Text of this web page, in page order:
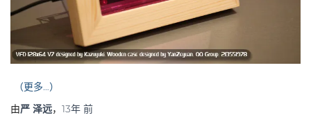
（更多…）
由严 泽远， 13年 前